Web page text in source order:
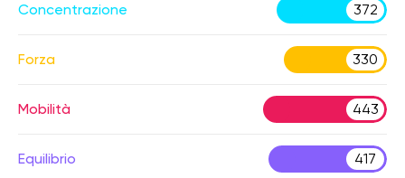
Concentrazione 372
Forza 330
Mobilità 443
Equilibrio 417